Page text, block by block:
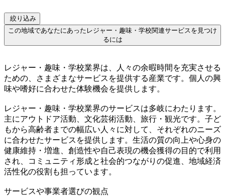
絞り込み
この地域であなたにあったレジャー・趣味・学校関連サービスを見つけ
るには
レジャー・趣味・学校業界は、人々の余暇時間を充実させる
ための、さまざまなサービスを提供する産業です。個人の興
味や嗜好に合わせた体験機会を提供します。
レジャー・趣味・学校業界のサービスは多岐にわたります。
主にアウトドア活動、文化芸術活動、旅行・観光です。子ど
もから高齢者までの幅広い人々に対して、それぞれのニーズ
に合わせたサービスを提供します。生活の質の向上や心身の
健康維持・増進、創造性や自己表現の機会獲得の目的で利用
され、コミュニティ形成と社会的つながりの促進、地域経済
活性化の役割も担っています。
サービスや事業者選びの観点